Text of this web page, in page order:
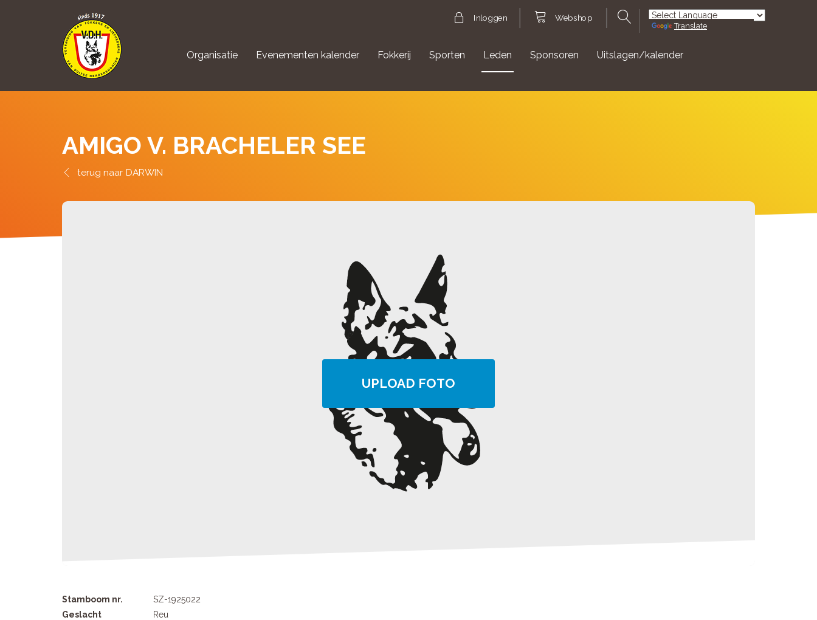
Inloggen Webshop
Powered by
Translate
Organisatie Evenementen kalender Fokkerij Sporten Leden Sponsoren Uitslagen/kalender
AMIGO V. BRACHELER SEE
DARWIN
Stamboom nr.
SZ-1925022
Geslacht
Reu